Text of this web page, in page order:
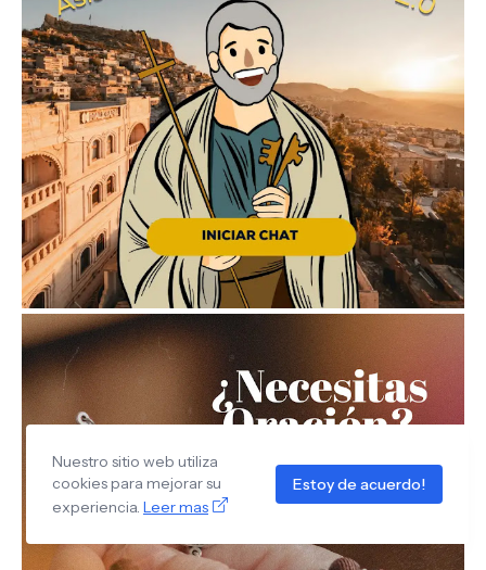
Nuestro sitio web utiliza
cookies para mejorar su
experiencia. Leer mas
Estoy de acuerdo!